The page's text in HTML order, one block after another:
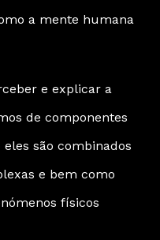
a mente humana
e explicar a
de componentes
são combinados
e bem como
físicos